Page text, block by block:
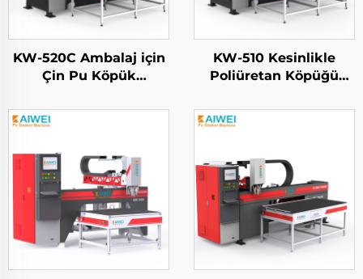
KW-520C Ambalaj için
Çin Pu Köpük
Poliüretan Yüksek
Basınçlı Dökme
KW-510 Kesinlikle
Poliüretan Köpüğü
Kabin Kapısı
Köpüklemek Makinesi